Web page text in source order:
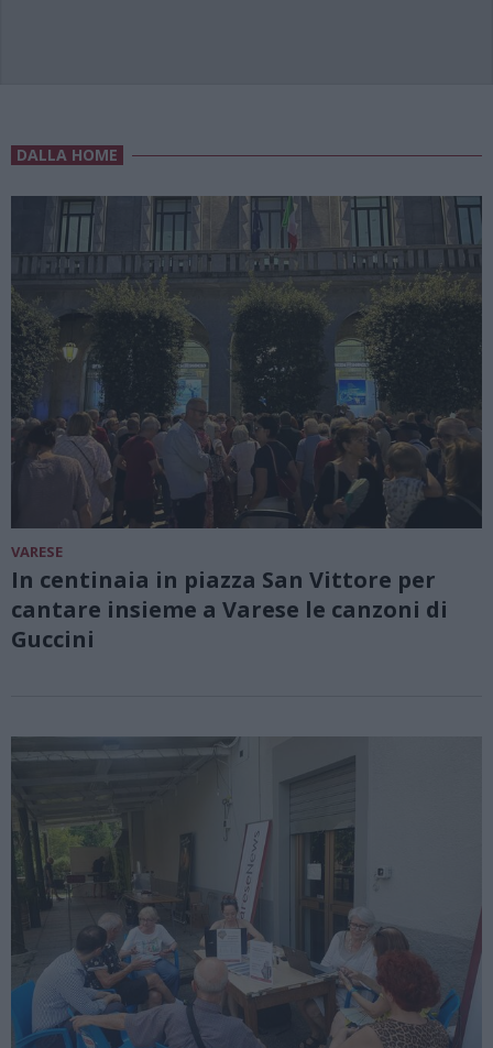
DALLA HOME
VARESE
In centinaia in piazza San Vittore per
cantare insieme a Varese le canzoni di
Guccini